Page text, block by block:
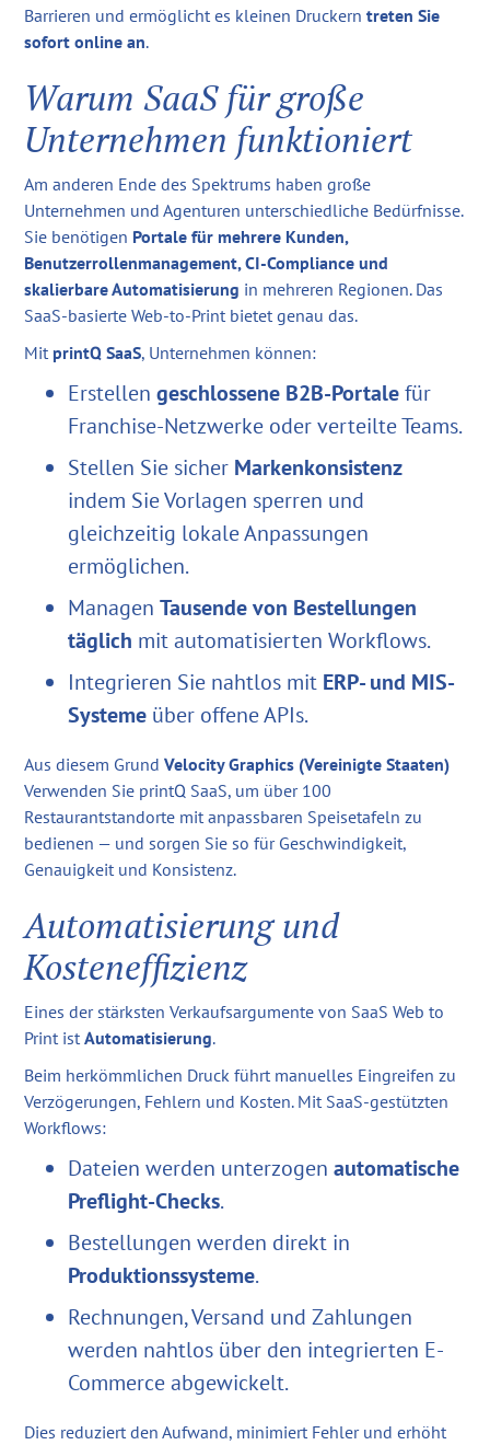
Barrieren und ermöglicht es kleinen Druckerntreten Sie
sofort online an.
Warum SaaS für große
Unternehmen funktioniert
Am anderen Ende des Spektrums haben große
Unternehmen und Agenturen unterschiedliche Bedürfnisse.
Sie benötigen Portale für mehrere Kunden,
Benutzerrollenmanagement, CI-Compliance und
skalierbare Automatisierung in mehreren Regionen. Das
SaaS-basierte Web-to-Print bietet genau das.
Mit printQ SaaS, Unternehmen können:
Erstellengeschlossene B2B-Portalefür
Franchise-Netzwerke oder verteilte Teams.
Stellen Sie sicher Markenkonsistenz
indem Sie Vorlagen sperren und
gleichzeitig lokale Anpassungen
ermöglichen.
ManagenTausende von Bestellungen
täglich mit automatisierten Workflows.
Integrieren Sie nahtlos mit ERP- und MIS-
Systeme über offene APIs.
Aus diesem GrundVelocity Graphics (Vereinigte Staaten)
Verwenden Sie printQ SaaS, um über 100
Restaurantstandorte mit anpassbaren Speisetafeln zu
bedienen — und sorgen Sie so für Geschwindigkeit,
Genauigkeit und Konsistenz.
Automatisierung und
Kosteneffizienz
Eines der stärksten Verkaufsargumente von SaaS Web to
Print istAutomatisierung.
Beim herkömmlichen Druck führt manuelles Eingreifen zu
Verzögerungen, Fehlern und Kosten. Mit SaaS-gestützten
Workflows:
Dateien werden unterzogenautomatische
Preflight-Checks.
Bestellungen werden direkt in
Produktionssysteme.
Rechnungen, Versand und Zahlungen
werden nahtlos über den integrierten E-
Commerce abgewickelt.
Dies reduziert den Aufwand, minimiert Fehler und erhöht